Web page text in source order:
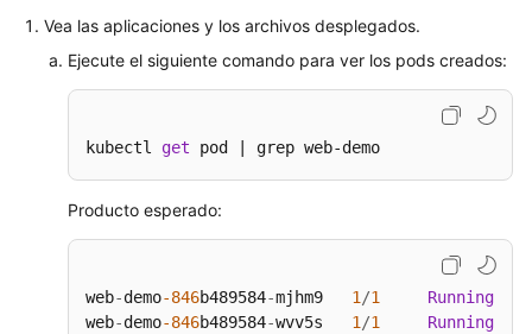
Vea las aplicaciones y los archivos desplegados.
Ejecute el siguiente comando para ver los pods creados:
kubectl get pod | grep web-demo
Producto esperado:
web-demo-846b489584-mjhm9 1 /1 Running
web-demo-846b489584-wvv5s 1 /1 Running